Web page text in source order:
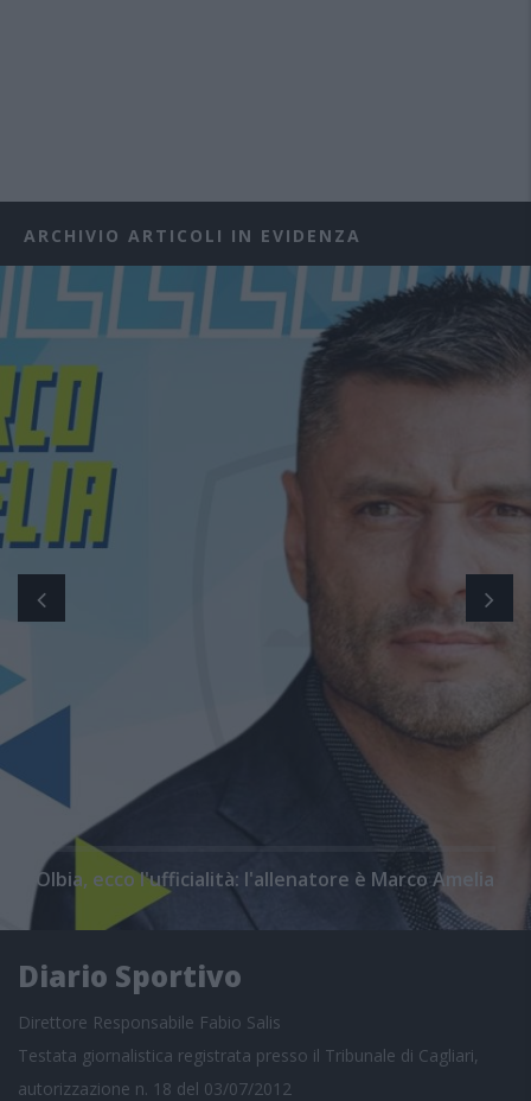
ARCHIVIO ARTICOLI IN EVIDENZA
Olbia, ecco l'ufficialità: l'allenatore è Marco Amelia
Diario Sportivo
Direttore Responsabile Fabio Salis
Testata giornalistica registrata presso il Tribunale di Cagliari,
autorizzazione n. 18 del 03/07/2012